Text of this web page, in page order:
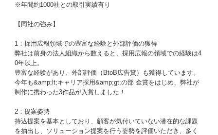
※年間約1000社との取引実績有り
【同社の強み】
1：採用広報領域での豊富な経験と外部評価の獲得
弊社は前身の法人組織から数えると、採用広報の領域での経験は4
0年以上。
豊富な経験があり、外部評価（BtoB広告賞）も獲得しています。
今年も&amp;lt;キャリア採用&amp;gt;の部 金賞をはじめ、弊社が
制作に携わった3作品が入賞しました！
2：提案姿勢
持込提案を基本としており、顧客が気付いていない潜在的な課題
を抽出し、ソリューション提案を行う姿勢を評価いただき、多く